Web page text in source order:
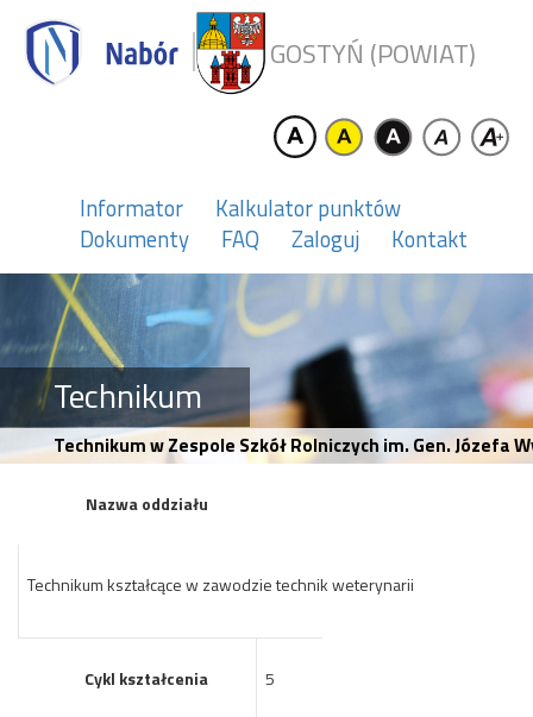
GOSTYŃ (POWIAT)
Informator
Kalkulator punktów
Dokumenty
FAQ Zaloguj Kontakt
Technikum
Technikum w Zespole Szkół Rolniczych im. Gen.
Nazwa oddziału
Technikum kształcące w zawodzie technik weterynarii
Cykl kształcenia 5